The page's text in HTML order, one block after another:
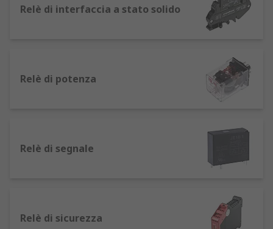
magnete quando riceve corrente elettrica. La
bobina è comunemente di rame, che è a bassa
ricevendo un segnale di ingresso dal primo e
dall'ingresso elettrico del primo dispositivo sul
relè provoca l'apertura o chiusura dei contatti,
determinando la trasmissione o il blocco del
Tipi di relè elettromagnetici e applicazioni
Relè di interfaccia a stato solido
Relè di potenza
Relè di segnale
Relè di sicurezza